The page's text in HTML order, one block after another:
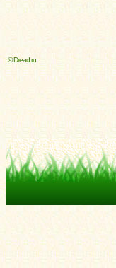
© Dread.ru